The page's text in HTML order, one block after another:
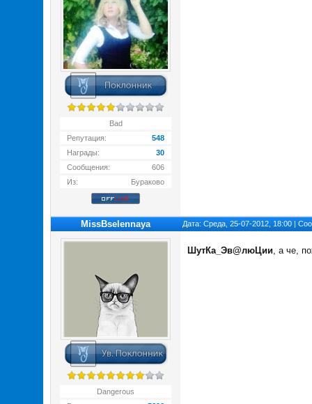
Bad
Репутация:
548
Награды:
30
Сообщения:
606
Из:
Бураково
MissBselennaya Дата: Среда, 25-07-2012, 18:00 |
Dangerous
ШутКа_Эв@люЦии , а че,